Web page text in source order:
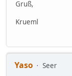
Gruß,
Krueml
Yaso
Seer